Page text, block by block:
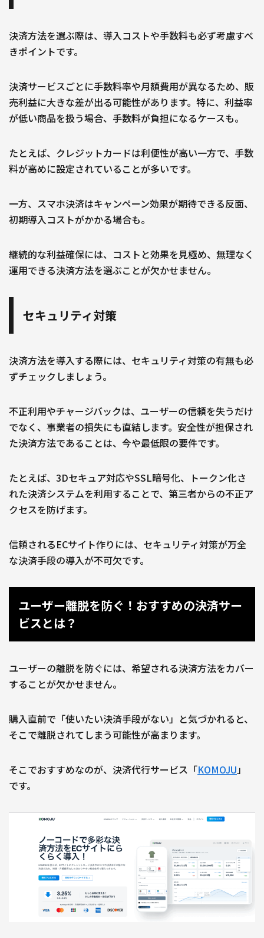
決済方法を選ぶ際は、導入コストや手数料も必ず考慮すべ
きポイントです。
決済サービスごとに手数料率や月額費用が異なるため、販
売利益に大きな差が出る可能性があります。特に、利益率
が低い商品を扱う場合、手数料が負担になるケースも。
たとえば、クレジットカードは利便性が高い一方で、手数
料が高めに設定されていることが多いです。
一方、スマホ決済はキャンペーン効果が期待できる反面、
初期導入コストがかかる場合も。
継続的な利益確保には、コストと効果を見極め、無理なく
運用できる決済方法を選ぶことが欠かせません。
セキュリティ対策
決済方法を導入する際には、セキュリティ対策の有無も必
ずチェックしましょう。
不正利用やチャージバックは、ユーザーの信頼を失うだけ
でなく、事業者の損失にも直結します。安全性が担保され
た決済方法であることは、今や最低限の要件です。
たとえば、3Dセキュア対応やSSL暗号化、トークン化さ
れた決済システムを利用することで、第三者からの不正ア
クセスを防げます。
信頼されるECサイト作りには、セキュリティ対策が万全
な決済手段の導入が不可欠です。
ユーザー離脱を防ぐ！おすすめの決済サー
ビスとは？
ユーザーの離脱を防ぐには、希望される決済方法をカバー
することが欠かせません。
購入直前で「使いたい決済手段がない」と気づかれると、
そこで離脱されてしまう可能性が高まります。
そこでおすすめなのが、決済代行サービス「KOMOJU」
です。